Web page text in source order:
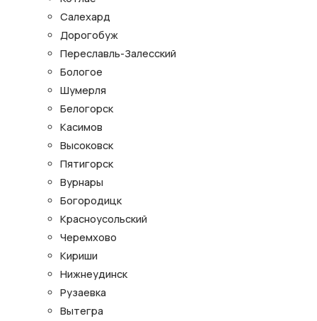
Салехард
Дорогобуж
Переславль-Залесский
Бологое
Шумерля
Белогорск
Касимов
Высоковск
Пятигорск
Вурнары
Богородицк
Красноусольский
Черемхово
Кириши
Нижнеудинск
Рузаевка
Вытегра